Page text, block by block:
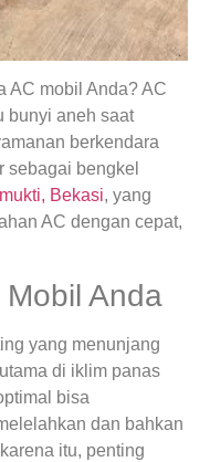
AC mobil Anda? AC
bunyi aneh saat
berkendara
sebagai bengkel
Bekasi, yang
AC dengan cepat,
Anda
yang menunjang
di iklim panas
bisa
dan bahkan
itu, penting